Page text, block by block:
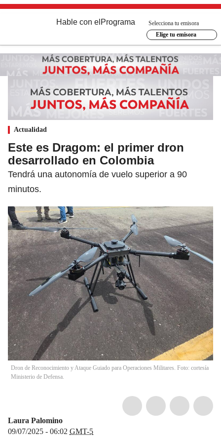
Hable con el Programa
Selecciona tu emisora
Elige tu emisora
Actualidad
Este es Dragom: el primer dron
desarrollado en Colombia
Tendrá una autonomía de vuelo superior a 90
minutos.
Dron de Reconocimiento y Ataque Guiado para Operaciones Militares. Foto: cortesía
Ministerio de Defensa.
Laura Palomino
09/07/2025 - 06:02 GMT-5